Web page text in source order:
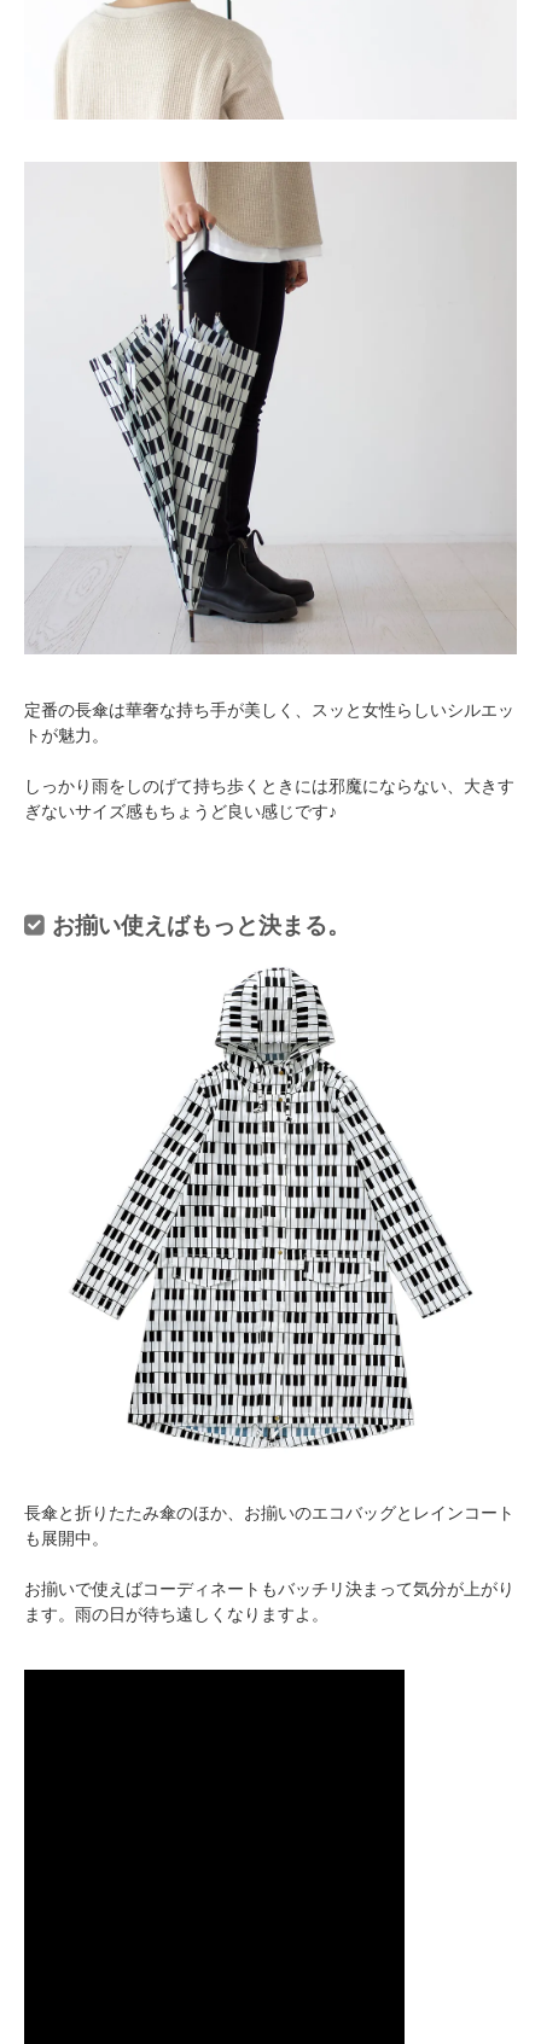
定番の長傘は華奢な持ち手が美しく、スッと女性らしいシルエッ
トが魅力。
しっかり雨をしのげて持ち歩くときには邪魔にならない、大きす
ぎないサイズ感もちょうど良い感じです♪
お揃い使えばもっと決まる。
長傘と折りたたみ傘のほか、お揃いのエコバッグとレインコート
も展開中。
お揃いで使えばコーディネートもバッチリ決まって気分が上がり
ます。雨の日が待ち遠しくなりますよ。